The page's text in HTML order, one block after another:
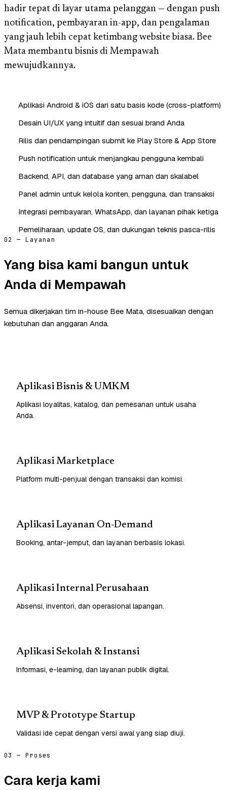
hadir tepat di layar utama pelanggan — dengan push
notification, pembayaran in-app, dan pengalaman
yang jauh lebih cepat ketimbang website biasa. Bee
Mata membantu bisnis di Mempawah
mewujudkannya.
Aplikasi Android & iOS dari satu basis kode (cross-platform)
Desain UI/UX yang intuitif dan sesuai brand Anda
Rilis dan pendampingan submit ke Play Store & App Store
Push notification untuk menjangkau pengguna kembali
Backend, API, dan database yang aman dan skalabel
Panel admin untuk kelola konten, pengguna, dan transaksi
Integrasi pembayaran, WhatsApp, dan layanan pihak ketiga
Pemeliharaan, update OS, dan dukungan teknis pasca-rilis
02 — Layanan
Yang bisa kami bangun untuk
Anda di Mempawah
Semua dikerjakan tim in-house Bee Mata, disesuaikan dengan
kebutuhan dan anggaran Anda.
Aplikasi Bisnis & UMKM
Aplikasi loyalitas, katalog, dan pemesanan untuk usaha
Anda.
Aplikasi Marketplace
Platform multi-penjual dengan transaksi dan komisi.
Aplikasi Layanan On-Demand
Booking, antar-jemput, dan layanan berbasis lokasi.
Aplikasi Internal Perusahaan
Absensi, inventori, dan operasional lapangan.
Aplikasi Sekolah & Instansi
Informasi, e-learning, dan layanan publik digital.
MVP & Prototype Startup
Validasi ide cepat dengan versi awal yang siap diuji.
03 — Proses
Cara kerja kami